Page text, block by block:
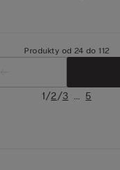
Produkty od 24 do 112
1/2/3 ... 5